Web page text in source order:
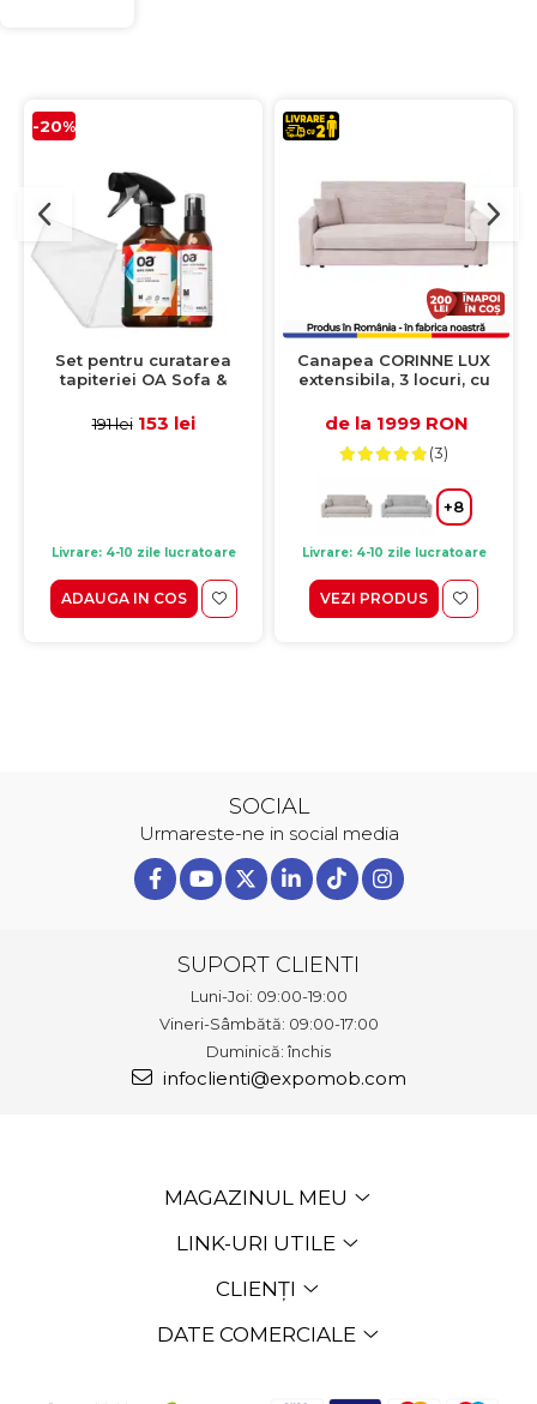
-20%
Set pentru curatarea
tapiteriei OA Sofa &
Laveta din microfibra
191 lei 153 lei
Livrare: 4-10 zile lucratoare
ADAUGA IN COS
Canapea CORINNE LUX
extensibila, 3 locuri, cu
pudra, 220x90x96 cm
de la 1999 RON
(3)
+8
Livrare: 4-10 zile lucratoare
VEZI PRODUS
SOCIAL
Urmareste-ne in social media
SUPORT CLIENTI
Luni-Joi: 09:00-19:00
Vineri-Sâmbătă: 09:00-17:00
Duminică: închis
infoclienti@expomob.com
MAGAZINUL MEU
LINK-URI UTILE
CLIENȚI
DATE COMERCIALE